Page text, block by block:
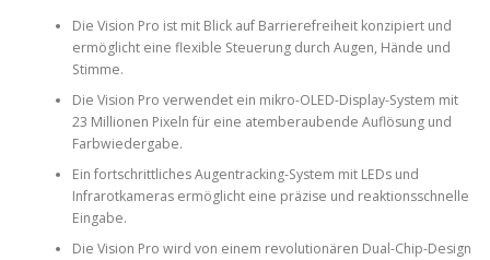
Die Vision Pro ist mit Blick auf Barrierefreiheit konzipiert und
ermöglicht eine flexible Steuerung durch Augen, Hände und
Stimme.
Die Vision Pro verwendet ein mikro-OLED-Display-System mit
23 Millionen Pixeln für eine atemberaubende Auflösung und
Farbwiedergabe.
Ein fortschrittliches Augentracking-System mit LEDs und
Infrarotkameras ermöglicht eine präzise und reaktionsschnelle
Eingabe.
Die Vision Pro wird von einem revolutionären Dual-Chip-Design